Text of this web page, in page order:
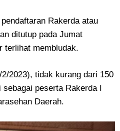
Rakerda atau
ditutup pada Jumat
terlihat membludak.
2023), tidak kurang dari 150
peserta Rakerda I
Daerah.